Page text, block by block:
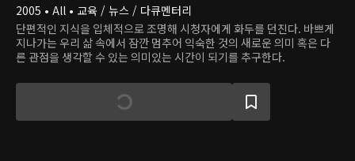
2005 • All • 교육 / 뉴스 / 다큐멘터리
단편적인 지식을 입체적으로 조명해 시청자에게 화두를 던진다. 바쁘게
지나가는 우리 삶 속에서 잠깐 멈추어 익숙한 것의 새로운 의미 혹은 다
른 관점을 생각할 수 있는 의미있는 시간이 되기를 추구한다.